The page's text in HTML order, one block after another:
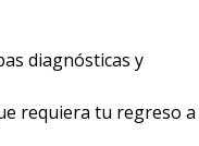
diagnósticas y
requiera tu regreso a